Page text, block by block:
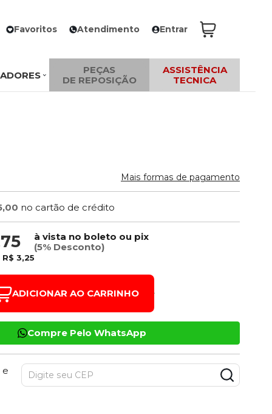
Favoritos Atendimento Entrar
PEÇAS
DE REPOSIÇÃO
ASSISTÊNCIA
TECNICA
Mais formas de pagamento
no cartão de crédito
à vista no boleto ou pix
(5% Desconto)
R$ 3,25
ADICIONAR AO CARRINHO
Compre Pelo WhatsApp
e